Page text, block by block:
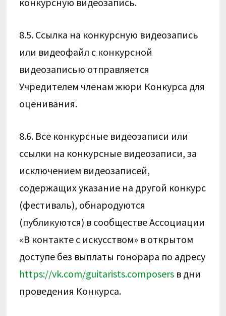
8.5. Ссылка на конкурсную видеозапись
или видеофайл с конкурсной
видеозаписью отправляется
Учредителем членам жюри Конкурса для
оценивания.
8.6. Все конкурсные видеозаписи или
ссылки на конкурсные видеозаписи, за
исключением видеозаписей,
содержащих указание на другой конкурс
(фестиваль), обнародуются
(публикуются) в сообществе Ассоциации
«В контакте с искусством» в открытом
доступе без выплаты гонорара по адресу
https://vk.com/guitarists.composers в дни
проведения Конкурса.